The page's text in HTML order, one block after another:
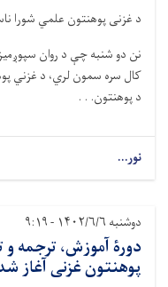
د غزنی پوهنتون علمي شورا
کال سره سمون لري، د غزني
د پوهنتون. . .
نور...
دوشنبه ۱۴۰۲/۶/۶ - ۹:۱۹
دورۀ آموزش، ترجمه
پوهنتون غزنی آغاز